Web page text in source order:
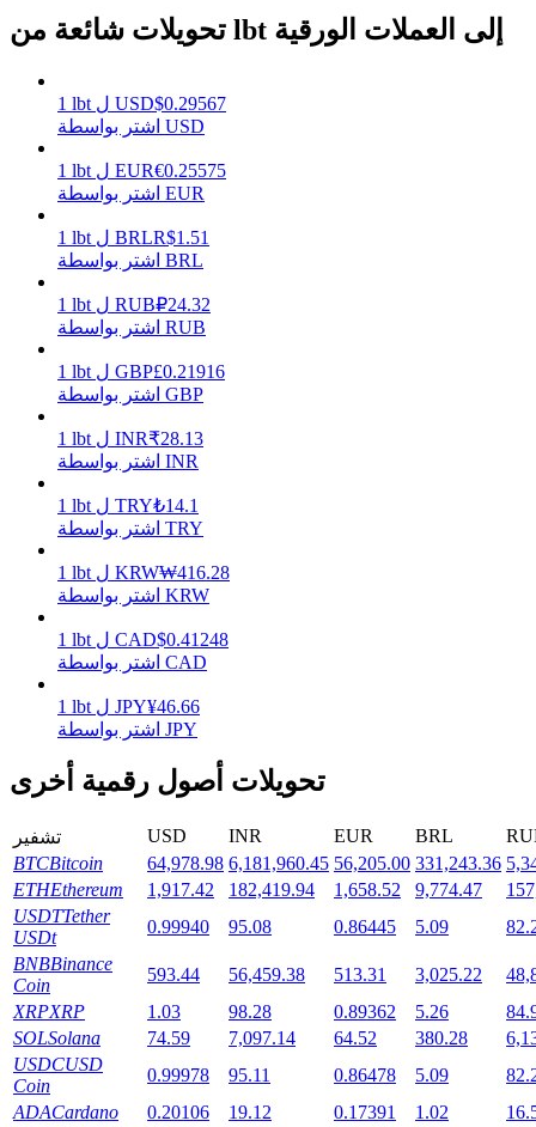
يكسب
خنزير الطاقة
احصل على مكافآت تنافسية يوميًا
عوائد عالية والوصول الفوري
Launchpool
الرهان المرن لكسب العملات الرقمية الشهيرة
تحويلات شائعة من lbt إلى العملات الورقية
1 lbt ل USD$0.29567
اشتر بواسطة USD
1 lbt ل EUR€0.25575
اشتر بواسطة EUR
1 lbt ل BRLR$1.51
اشتر بواسطة BRL
1 lbt ل RUB₽24.32
اشتر بواسطة RUB
1 lbt ل GBP£0.21916
اشتر بواسطة GBP
1 lbt ل INR₹28.13
اشتر بواسطة INR
1 lbt ل TRY₺14.1
اشتر بواسطة TRY
1 lbt ل KRW₩416.28
اشتر بواسطة KRW
1 lbt ل CAD$0.41248
اشتر بواسطة CAD
1 lbt ل JPY¥46.66
اشتر بواسطة JPY
تحويلات أصول رقمية أخرى
تشفير USD INR EUR BRL
BTCBitcoin 64,978.98 6,181,960.45 56,205.00 331,243.36
ETHEthereum 1,917.42 182,419.94 1,658.52 9,774.47
USDTTether
USDt
0.99940 95.08 0.86445 5.09
BNBBinance
Coin
593.44 56,459.38 513.31 3,025.22
XRPXRP 1.03 98.28 0.89362 5.26
SOLSolana 74.59 7,097.14 64.52 380.28
USDCUSD
Coin
0.99978 95.11 0.86478 5.09
ADACardano 0.20106 19.12 0.17391 1.02